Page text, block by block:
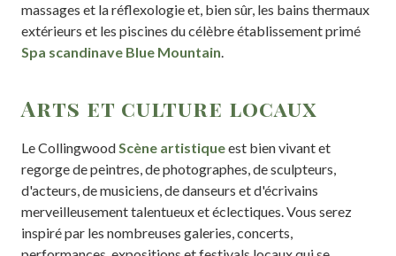
massages et la réflexologie et, bien sûr, les bains thermaux
extérieurs et les piscines du célèbre établissement primé
Spa scandinave Blue Mountain.
Arts et culture locaux
Le CollingwoodScène artistiqueest bien vivant et
regorge de peintres, de photographes, de sculpteurs,
d'acteurs, de musiciens, de danseurs et d'écrivains
merveilleusement talentueux et éclectiques. Vous serez
inspiré par les nombreuses galeries, concerts,